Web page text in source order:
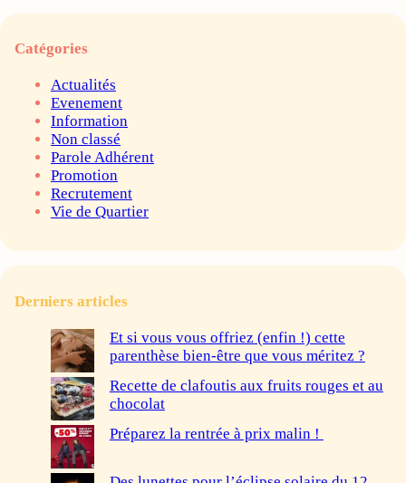
Catégories
Actualités
Evenement
Information
Non classé
Parole Adhérent
Promotion
Recrutement
Vie de Quartier
Derniers articles
Et si vous vous offriez (enfin !) cette
parenthèse bien-être que vous méritez ?
Recette de clafoutis aux fruits rouges et au
chocolat
Préparez la rentrée à prix malin !